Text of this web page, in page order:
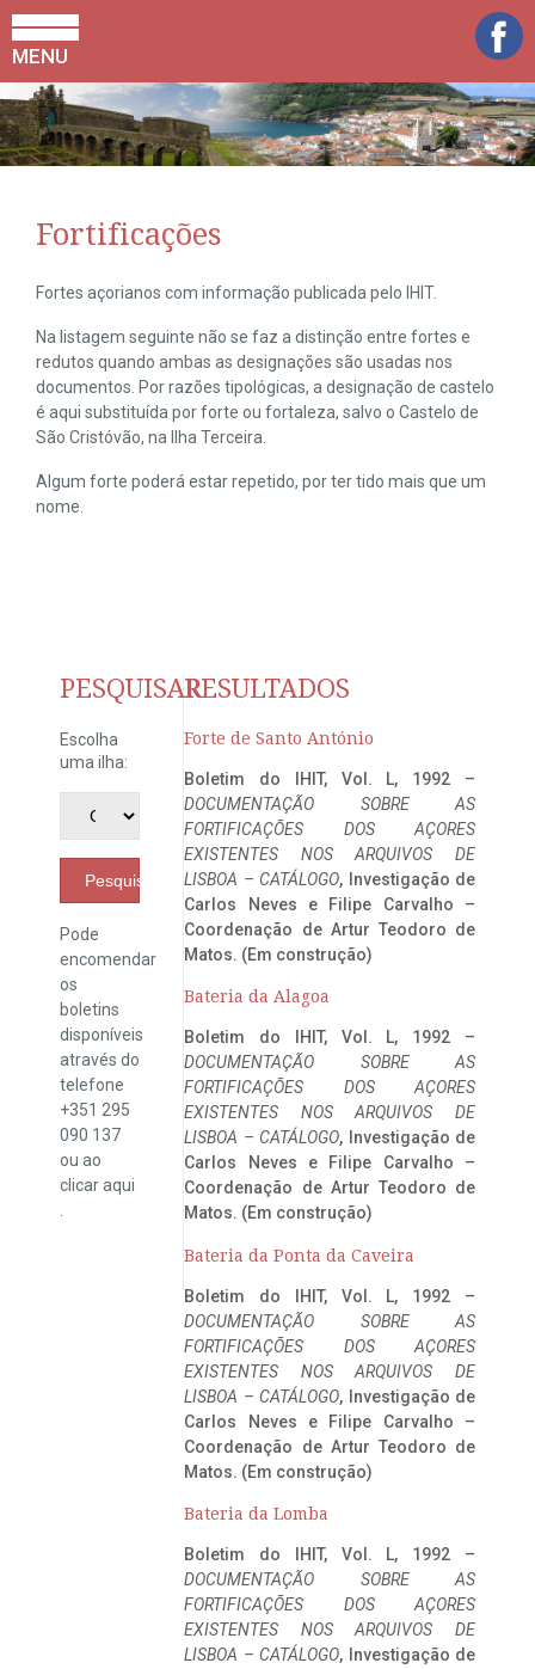
MENU
Fortificações
Fortes açorianos com informação publicada pelo IHIT.
Na listagem seguinte não se faz a distinção entre fortes e
redutos quando ambas as designações são usadas nos
documentos. Por razões tipológicas, a designação de castelo
é aqui substituída por forte ou fortaleza, salvo o Castelo de
São Cristóvão, na Ilha Terceira.
Algum forte poderá estar repetido, por ter tido mais que um
nome.
PESQUISAR
Escolha
uma ilha:
Pesquisar
Pode
encomendar
os
boletins
disponíveis
através do
telefone
+351 295
090 137
ou ao
clicaraqui
RESULTADOS
Forte de Santo António
Boletim do IHIT, Vol. L, 1992 –
DOCUMENTAÇÃO SOBRE AS
FORTIFICAÇÕES DOS AÇORES
EXISTENTES NOS ARQUIVOS DE
LISBOA – CATÁLOGO, Investigação de
Carlos Neves e Filipe Carvalho –
Coordenação de Artur Teodoro de
Matos. (Em construção)
Bateria da Alagoa
Boletim do IHIT, Vol. L, 1992 –
DOCUMENTAÇÃO SOBRE AS
FORTIFICAÇÕES DOS AÇORES
EXISTENTES NOS ARQUIVOS DE
LISBOA – CATÁLOGO, Investigação de
Carlos Neves e Filipe Carvalho –
Coordenação de Artur Teodoro de
Matos. (Em construção)
Bateria da Ponta da Caveira
Boletim do IHIT, Vol. L, 1992 –
DOCUMENTAÇÃO SOBRE AS
FORTIFICAÇÕES DOS AÇORES
EXISTENTES NOS ARQUIVOS DE
LISBOA – CATÁLOGO, Investigação de
Carlos Neves e Filipe Carvalho –
Coordenação de Artur Teodoro de
Matos. (Em construção)
Bateria da Lomba
Boletim do IHIT, Vol. L, 1992 –
DOCUMENTAÇÃO SOBRE AS
FORTIFICAÇÕES DOS AÇORES
EXISTENTES NOS ARQUIVOS DE
LISBOA – CATÁLOGO, Investigação de